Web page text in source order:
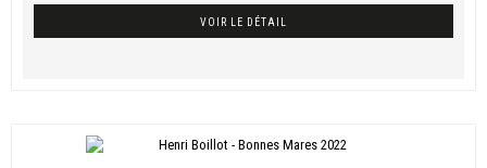
VOIR LE DÉTAIL